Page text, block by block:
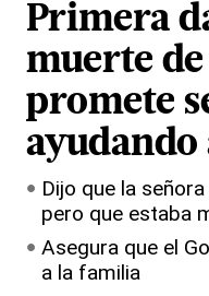
Primera
muerte
promete
Dijo que la
pero que estaba
Asegura que el
a la familia